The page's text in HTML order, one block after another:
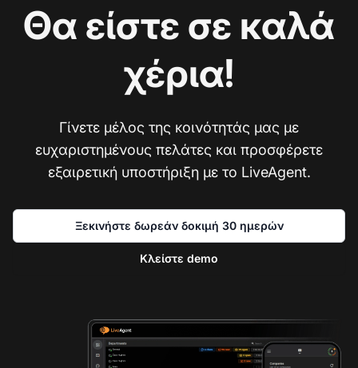
Θα είστε σε καλά
χέρια!
Γίνετε μέλος της κοινότητάς μας με
ευχαριστημένους πελάτες και προσφέρετε
εξαιρετική υποστήριξη με το LiveAgent.
Ξεκινήστε δωρεάν δοκιμή 30 ημερών
Κλείστε demo